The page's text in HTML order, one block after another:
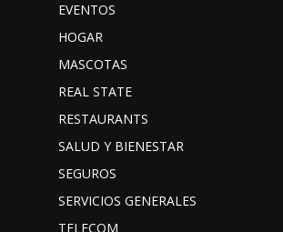
EVENTOS
HOGAR
MASCOTAS
REAL STATE
RESTAURANTS
SALUD Y BIENESTAR
SEGUROS
SERVICIOS GENERALES
TELECOM